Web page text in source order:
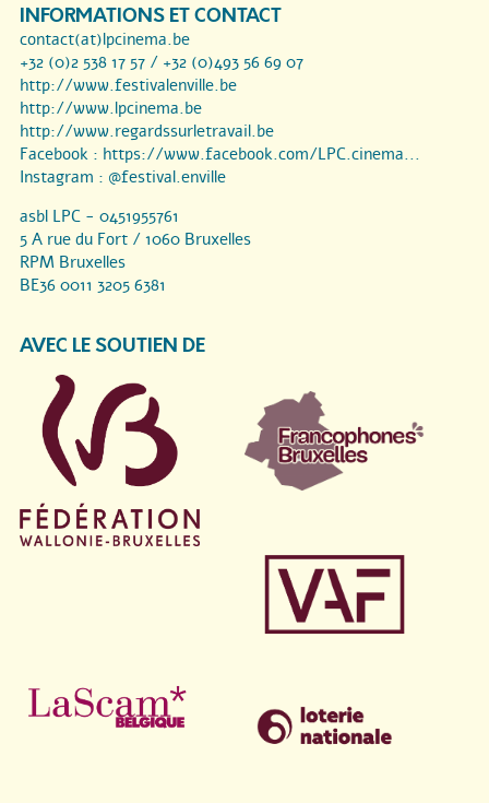
INFORMATIONS ET CONTACT
contact(at)lpcinema.be
+32 (0)2 538 17 57 / +32 (0)493 56 69 07
http://www.festivalenville.be
http://www.lpcinema.be
http://www.regardssurletravail.be
Facebook : https://www.facebook.com/LPC.cinema...
Instagram : @festival.enville
asbl LPC - 0451955761
5 A rue du Fort / 1060 Bruxelles
RPM Bruxelles
BE36 0011 3205 6381
AVEC LE SOUTIEN DE